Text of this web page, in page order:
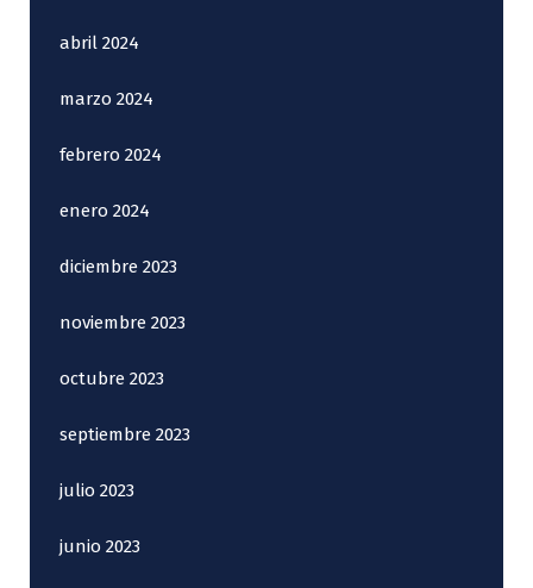
abril 2024
marzo 2024
febrero 2024
enero 2024
diciembre 2023
noviembre 2023
octubre 2023
septiembre 2023
julio 2023
junio 2023